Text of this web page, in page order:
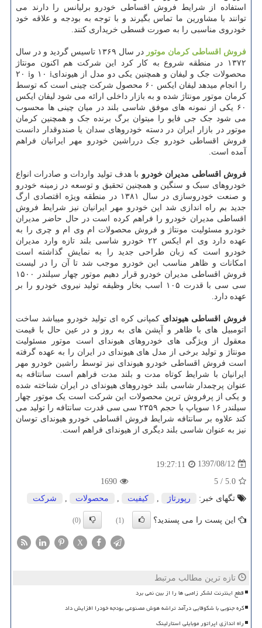
استفاده از شرایط فروش اقساطی خودرو برلیانس را دارند می
توانند با مشاورین ما تماس بگیرند و با توجه به بودجه و علاقه خود
خودروی مناسبی را به صورت قسطی خریداری کنند.
فروش اقساطی کرمان موتور
در سال ۱۳۶۹ تاسیس گردید و در سال
۱۳۷۲ در منطقه شروع به کار کرد این شرکت هم اکنون مونتاژ
محصولات جک و لیفان و همچنین یکی دو مدل از هیوندایi ۱۰ و i ۲۰
را انجام میدهد لیفان ایکس ۶۰ محصول شرکت چینی است که توسط
کرمان موتور مونتاژ شده و به بازار داخلی ارائه می شود لیفان ایکس
۶۰ یکی از نمونه های موفق شاسی بلند در میان چینی ها محسوب
می شود جک جی فایو را میتوان برگ برنده جک و همچنین کرمان
موتور در بازار ایران در دسته خودروهای سدان یا صندوقدار دانست
فروش اقساطی خودرو جک درراشین خودرو مهر ایرانیان فراهم
آمده است.
فروش اقساطی مدیران خودرو با هدف تولید واردات و صادرات انواع
خودروهای سبک و سنگین و همچنین تحقیق و توسعه در زمینه خودرو
و صنعت خودروسازی در سال ۱۳۸۱ در منطقه ویژه اقتصادی ارگ
جدید بم راه اندازی شد این خودرو مهر ایرانیان نیز شرایط فروش
اقساطی مدیران خودرو را فراهم کرده است در حال حاضر مدیران
خودرو مسئولیت مونتاژ و فروش محصولات ام وی ام و چری را به
عهده دارد وی ام ایکس ۲۲ خودرو شاسی بلند تازه وارد مدیران
خودرو است که زبان طراحی جدید را به نمایش گذاشته است
امکانات و ظاهر مناسب این خودرو موجب شد تا آن را در لیست
فروش اقساطی مدیران خودرو قرار دهیم موتور چهار سیلندر ۱۵۰۰
سی سی با قدرت ۱۰۵ اسب بخار وظیفه تولید نیروی خودرو را بر
عهده دارد.
فروش اقساطی هیوندای کمپانی کره ای تولید خودرو میباشد ساخت
اتومبیل های با ظاهر و آپشن های به روز و در عین حال با قیمت
معقول از ویژگی های خودروهای هیوندای است موتور مسئولیت
مونتاژ و تولید برخی از مدل های هیوندای در ایران را به عهده گرفته
است فروش اقساطی خودرو هیوندای نیز توسط راشین خودرو مهر
ایرانیان با شرایط کوتاه مدت و بلند مدت فراهم است سانتافه به
عنوان پرچمدار شاسی بلند خودروهای هیوندای در ایران شناخته شده
و یکی از پرفروش ترین محصولات این شرکت است یک موتور چهار
سیلندر ۱۶ سوپاپ با حجم ۲۳۵۹ سی سی قدرت سانتافه را تولید می
کند علاوه بر سانتافه شرایط فروش اقساطی خودرو هیوندای توسان
نیز به عنوان شاسی بلند دیگری از هیوندای فراهم است.
1397/08/12
19:27:11
5.0
/
5
1690
تگهای خبر:
رپورتاژ , كیفیت , محصولات , شركت
این پست را می پسندید؟ (1)
(0)
X
تازه ترین مطالب مرتبط
قطع اینترنت لشکر زامبی ها را از بین نمی برد
کره جنوبی با شکوفایی درآمد تراشه هوش مصنوعی بودجه خودرا افزایش داد
راه اندازی اپراتور موبایلی استارلینک